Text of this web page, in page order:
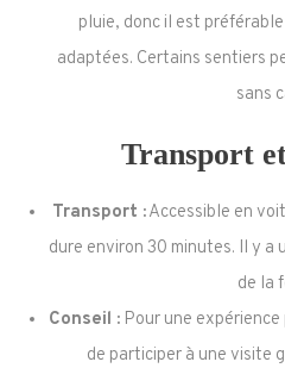
pluie, donc il est
adaptées. Certains sentiers
sans
Transport
Transport :Accessible en
dure environ 30 minutes. Il y a
de la
Conseil :Pour une
de participer à une visite